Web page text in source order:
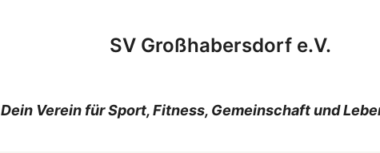
SV Großhabersdorf e.V.
Dein Verein für Sport, Fitness, Gemeinschaft und